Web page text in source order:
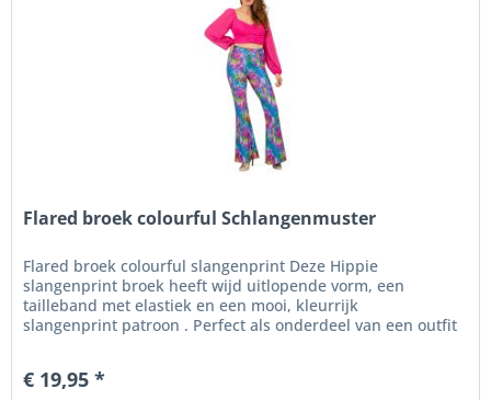
Flared broek colourful Schlangenmuster
Flared broek colourful slangenprint Deze Hippie
slangenprint broek heeft wijd uitlopende vorm, een
tailleband met elastiek en een mooi, kleurrijk
slangenprint patroon . Perfect als onderdeel van een outfit
€ 19,95 *